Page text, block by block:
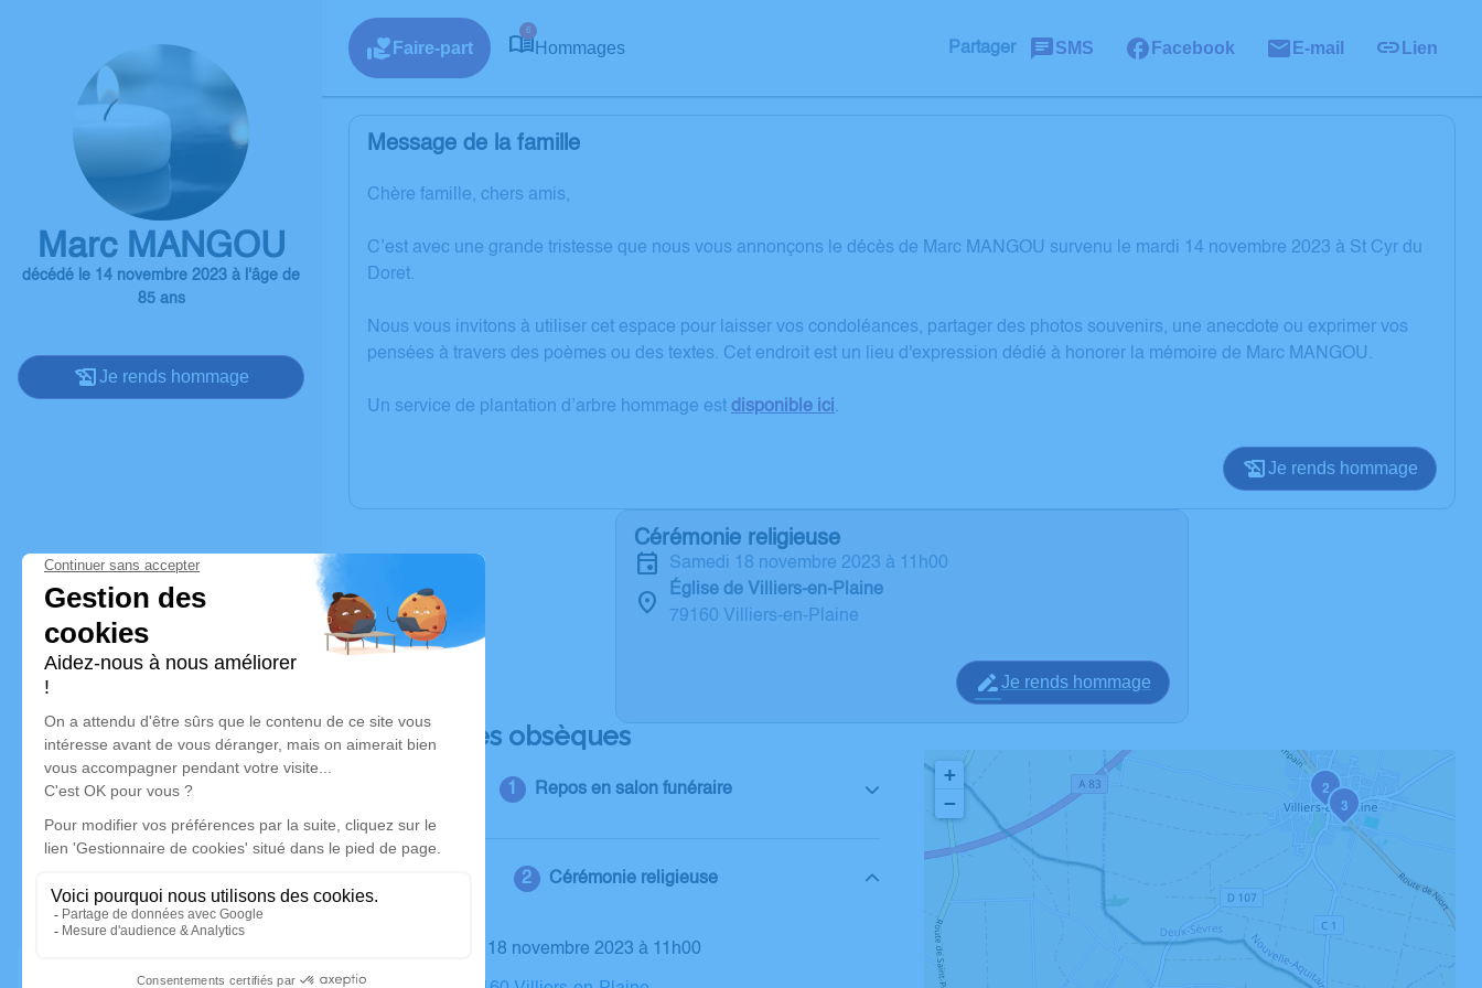
Marc MANGOU
décédé le 14 novembre 2023 à l'âge de
85 ans
Je rends hommage
Faire-part
6
Hommages Partager SMS Facebook E-mail Lien
Message de la famille
Chère famille, chers amis,
C’est avec une grande tristesse que nous vous annonçons le décès de Marc MANGOU survenu le mardi 14 novembre 2023 à St Cyr du
Doret.
Nous vous invitons à utiliser cet espace pour laisser vos condoléances, partager des photos souvenirs, une anecdote ou exprimer vos
pensées à travers des poèmes ou des textes. Cet endroit est un lieu d'expression dédié à honorer la mémoire de Marc MANGOU.
Un service de plantation d’arbre hommage est disponible ici .
Je rends hommage
Cérémonie religieuse
samedi 18 novembre 2023 à 11h00
Église de Villiers-en-Plaine
79160 Villiers-en-Plaine
Je rends hommage
Déroulé des obsèques
Repos en salon funéraire
Cérémonie religieuse
Le samedi 18 novembre 2023 à 11h00
2
3
+
−